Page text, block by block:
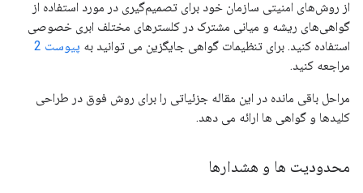
از روش‌های امنیتی سازمان خود برای تصمیم‌گیری در مورد استفاده از
گواهی‌های ریشه و میانی مشترک در کلسترهای مختلف ابری خصوصی
استفاده کنید. برای تنظیمات گواهی جایگزین می توانید به پیوست 2
مراجعه کنید.
مراحل باقی مانده در این مقاله جزئیاتی را برای روش فوق در طراحی
کلیدها و گواهی ها ارائه می دهد.
محدودیت ها و هشدارها